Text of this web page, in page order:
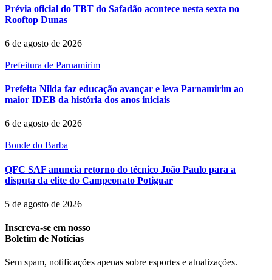
Prévia oficial do TBT do Safadão acontece nesta sexta no
Rooftop Dunas
6 de agosto de 2026
Prefeitura de Parnamirim
Prefeita Nilda faz educação avançar e leva Parnamirim ao
maior IDEB da história dos anos iniciais
6 de agosto de 2026
Bonde do Barba
QFC SAF anuncia retorno do técnico João Paulo para a
disputa da elite do Campeonato Potiguar
5 de agosto de 2026
Inscreva-se em nosso
Boletim de Notícias
Sem spam, notificações apenas sobre esportes e atualizações.